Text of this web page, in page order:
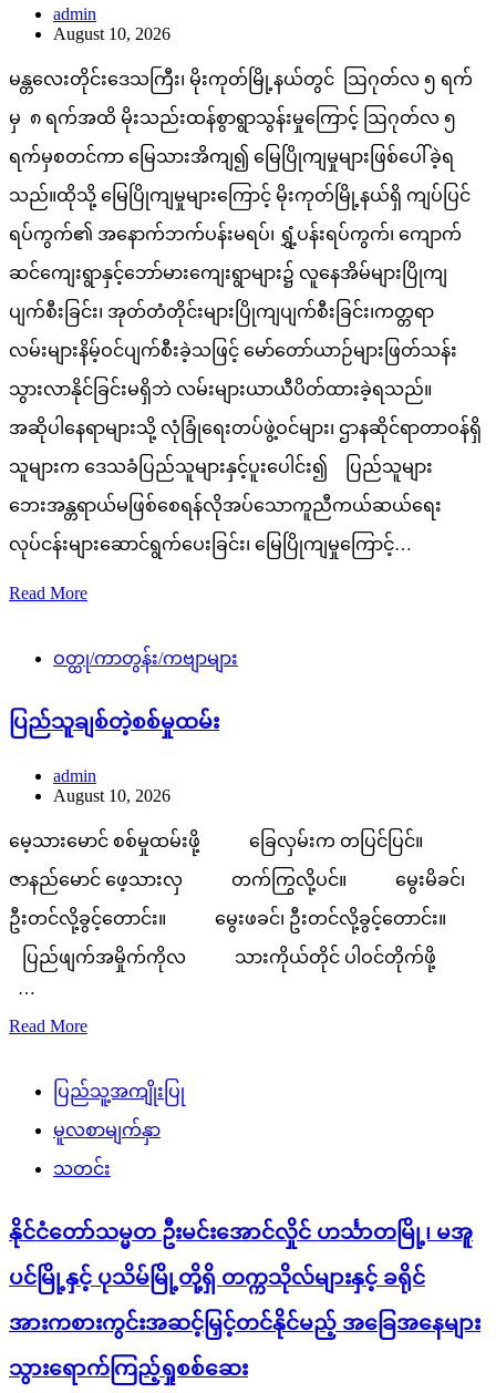
admin
August 10, 2026
မန္တလေးတိုင်းဒေသကြီး၊ မိုးကုတ်မြို့နယ်တွင် ဩဂုတ်လ ၅ ရက်
မှ ၈ ရက်အထိ မိုးသည်းထန်စွာရွာသွန်းမှုကြောင့် ဩဂုတ်လ ၅
ရက်မှစတင်ကာ မြေသားအိကျ၍ မြေပြိုကျမှုများဖြစ်ပေါ်ခဲ့ရ
သည်။ထိုသို့ မြေပြိုကျမှုများကြောင့် မိုးကုတ်မြို့နယ်ရှိ ကျပ်ပြင်
ရပ်ကွက်၏ အနောက်ဘက်ပန်းမရပ်၊ ရွှံ့ပန်းရပ်ကွက်၊ ကျောက်
ဆင်ကျေးရွာနှင့်ဘော်မားကျေးရွာများ၌ လူနေအိမ်များပြိုကျ
ပျက်စီးခြင်း၊ အုတ်တံတိုင်းများပြိုကျပျက်စီးခြင်း၊ကတ္တရာ
လမ်းများနိမ့်ဝင်ပျက်စီးခဲ့သဖြင့် မော်တော်ယာဉ်များဖြတ်သန်း
သွားလာနိုင်ခြင်းမရှိဘဲ လမ်းများယာယီပိတ်ထားခဲ့ရသည်။
အဆိုပါနေရာများသို့ လုံခြုံရေးတပ်ဖွဲ့ဝင်များ၊ ဌာနဆိုင်ရာတာဝန်ရှိ
သူများက ဒေသခံပြည်သူများနှင့်ပူးပေါင်း၍ ပြည်သူများ
ဘေးအန္တရာယ်မဖြစ်စေရန်လိုအပ်သောကူညီကယ်ဆယ်ရေး
လုပ်ငန်းများဆောင်ရွက်ပေးခြင်း၊ မြေပြိုကျမှုကြောင့်…
Read More
ဝတ္ထု/ကာတွန်း/ကဗျာများ
ပြည်သူချစ်တဲ့စစ်မှုထမ်း
admin
August 10, 2026
မေ့သားမောင် စစ်မှုထမ်းဖို့ ခြေလှမ်းက တပြင်ပြင်။
ဇာနည်မောင် ဖေ့သားလှ တက်ကြွလို့ပင်။ မွေးမိခင်၊
ဦးတင်လို့ခွင့်တောင်း။ မွေးဖခင်၊ ဦးတင်လို့ခွင့်တောင်း။
ပြည်ဖျက်အမှိုက်ကိုလ သားကိုယ်တိုင် ပါဝင်တိုက်ဖို့
…
Read More
ပြည်သူ့အကျိုးပြု
မူလစာမျက်နှာ
သတင်း
နိုင်ငံတော်သမ္မတ ဦးမင်းအောင်လှိုင် ဟင်္သာတမြို့၊ မအူ
ပင်မြို့နှင့် ပုသိမ်မြို့တို့ရှိ တက္ကသိုလ်များနှင့် ခရိုင်
အားကစားကွင်းအဆင့်မြှင့်တင်နိုင်မည့် အခြေအနေများ
သွားရောက်ကြည့်ရှုစစ်ဆေး